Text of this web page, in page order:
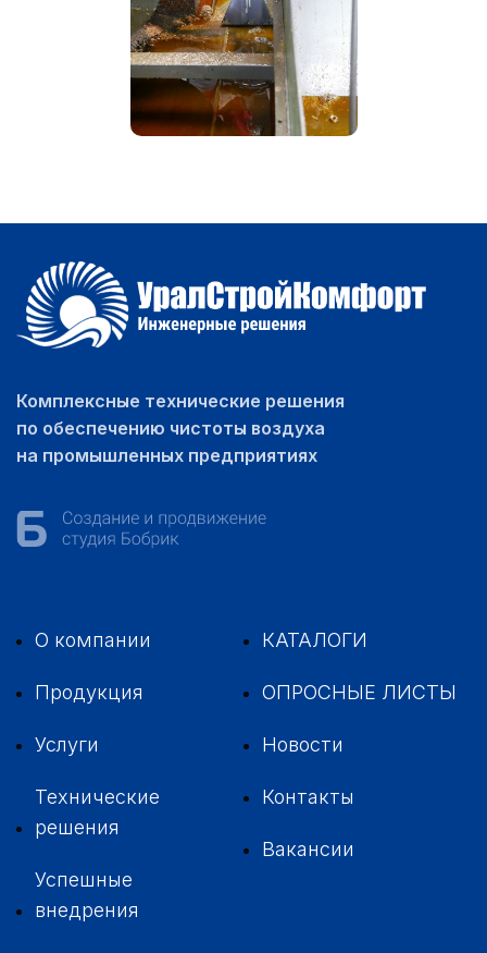
Комплексные технические решения
по обеспечению чистоты воздуха
на промышленных предприятиях
О компании
Продукция
Услуги
Технические
решения
Успешные
внедрения
КАТАЛОГИ
ОПРОСНЫЕ ЛИСТЫ
Новости
Контакты
Вакансии